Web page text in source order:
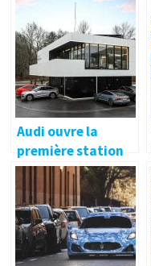
Audi ouvre la
première station
de recharge pour
véhicules
électriques de
style lounge en
Allemagne